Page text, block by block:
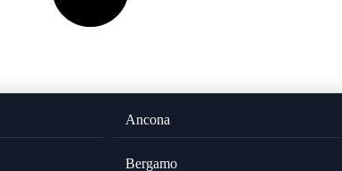
Ancona
Bergamo